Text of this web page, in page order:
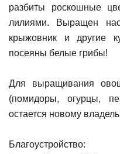
разбиты роскошные
лилиями. Выращен
крыжовник и другие
посеяны белые грибы!
Для выращивания
(помидоры, огурцы,
остается новому
Благоустройство: